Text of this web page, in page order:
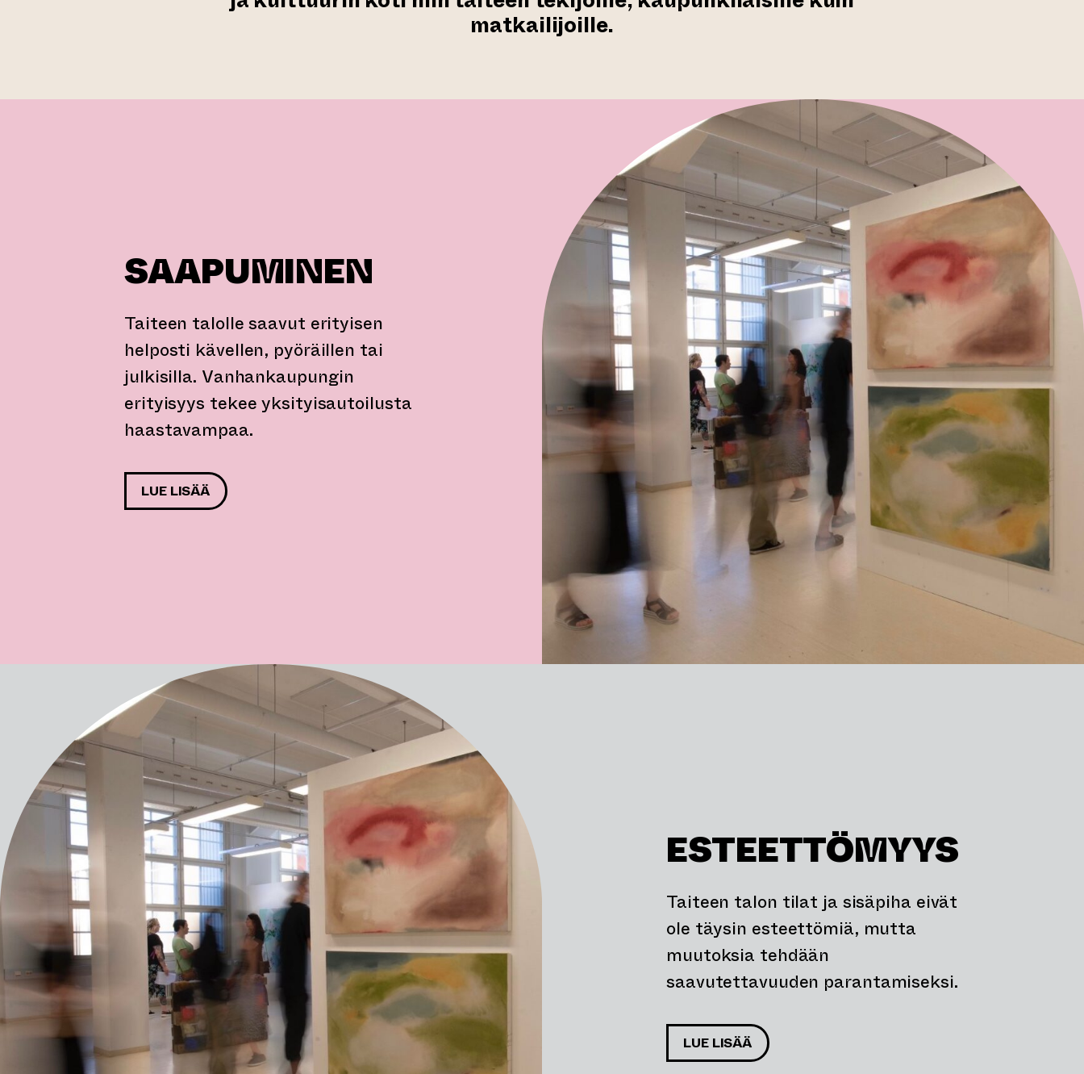
matkailijoille.
SAAPUMINEN
Taiteen talolle saavut erityisen
helposti kävellen, pyöräillen tai
julkisilla. Vanhankaupungin
erityisyys tekee yksityisautoilusta
haastavampaa.
LUE LISÄÄ
ESTEETTÖMYYS
Taiteen talon tilat ja sisäpiha eivät
ole täysin esteettömiä, mutta
muutoksia tehdään
saavutettavuuden parantamiseksi.
LUE LISÄÄ